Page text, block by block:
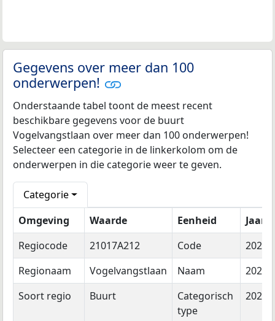
Gegevens over meer dan 100
onderwerpen!
Onderstaande tabel toont de meest recent
beschikbare gegevens voor de buurt
Vogelvangstlaan over meer dan 100 onderwerpen!
Selecteer een categorie in de linkerkolom om de
onderwerpen in die categorie weer te geven.
Categorie
Omgeving
Waarde Eenheid
Jaar
Regiocode
21017A212 Code
2026
Regionaam
Vogelvangstlaan Naam
2026
Soort regio
Buurt
Categorisch
type
2026